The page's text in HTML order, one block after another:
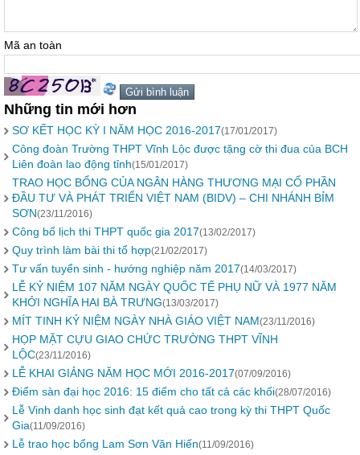
Mã an toàn
Những tin mới hơn
SƠ KẾT HỌC KỲ I NĂM HỌC 2016-2017(17/01/2017)
Công đoàn Trường THPT Vĩnh Lộc được tặng cờ thi đua của BCH
Liên đoàn lao động tỉnh(15/01/2017)
TRAO HỌC BỔNG CỦA NGÂN HÀNG THƯƠNG MẠI CỔ PHẦN
ĐẦU TƯ VÀ PHÁT TRIỂN VIỆT NAM (BIDV) – CHI NHÁNH BỈM
SƠN(23/11/2016)
Công bố lịch thi THPT quốc gia 2017(13/02/2017)
Quy trình làm bài thi tổ hợp(21/02/2017)
Tư vấn tuyển sinh - hướng nghiệp năm 2017(14/03/2017)
LỄ KỶ NIỆM 107 NĂM NGÀY QUỐC TẾ PHỤ NỮ VÀ 1977 NĂM
KHỞI NGHĨA HAI BÀ TRƯNG(13/03/2017)
MÍT TINH KỶ NIỆM NGÀY NHÀ GIÁO VIỆT NAM(23/11/2016)
HỌP MẶT CỰU GIAO CHỨC TRƯỜNG THPT VĨNH
LỘC(23/11/2016)
LỄ KHAI GIẢNG NĂM HỌC MỚI 2016-2017(07/09/2016)
Điểm sàn đại học 2016: 15 điểm cho tất cả các khối(28/07/2016)
Lễ Vinh danh học sinh đạt kết quả cao trong kỳ thi THPT Quốc
Gia(11/09/2016)
Lễ trao học bổng Lam Sơn Văn Hiến(11/09/2016)